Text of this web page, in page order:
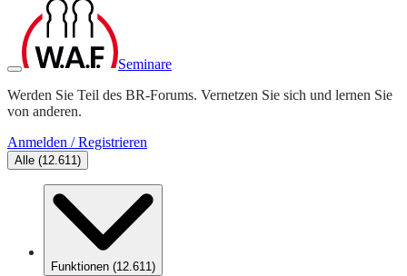
Seminare
Werden Sie Teil des BR-Forums. Vernetzen Sie sich und lernen Sie
von anderen.
Anmelden / Registrieren
Alle (12.611)
Funktionen (12.611)